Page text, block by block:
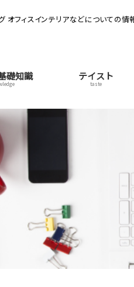
フィスインテリアなどについての情報
礎知識 テイスト
taste